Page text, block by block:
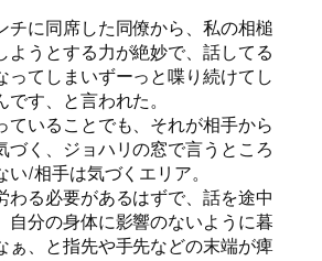
チに同席した同僚から、私の相槌
ようとする力が絶妙で、話してる
ってしまいずーっと喋り続けてし
す、と言われた。
ていることでも、それが相手から
づく、ジョハリの窓で言うところ
/相手は気づくエリア。
わる必要があるはずで、話を途中
自分の身体に影響のないように暮
ぁ、と指先や手先などの末端が痺